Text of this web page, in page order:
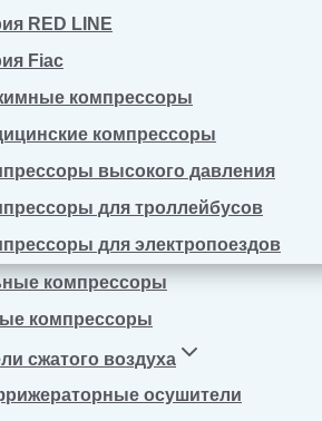
RED LINE
Fiac
компрессоры
компрессоры
высокого давления
для троллейбусов
для электропоездов
компрессоры
компрессоры
сжатого воздуха
осушители